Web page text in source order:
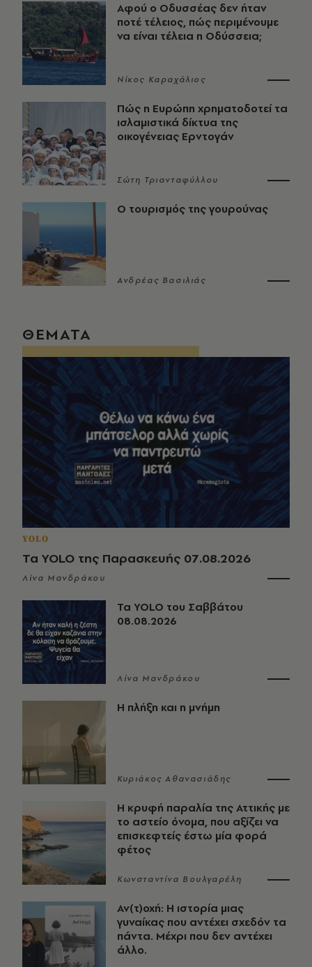
Αφού ο Οδυσσέας δεν ήταν
ποτέ τέλειος, πώς περιμένουμε
να είναι τέλεια η Οδύσσεια;
Νίκος Καραχάλιος
Πώς η Ευρώπη χρηματοδοτεί τα
ισλαμιστικά δίκτυα της
οικογένειας Ερντογάν
Σώτη Τριανταφύλλου
Ο τουρισμός της γουρούνας
Ανδρέας Βασιλιάς
ΘΕΜΑΤΑ
YOLO
Τα YOLO της Παρασκευής 07.08.2026
Λίνα Μανδράκου
Τα YOLO του Σαββάτου
08.08.2026
Λίνα Μανδράκου
Η πλήξη και η μνήμη
Κυριάκος Αθανασιάδης
Η κρυφή παραλία της Αττικής με
το αστείο όνομα, που αξίζει να
επισκεφτείς έστω μία φορά
φέτος
Κωνσταντίνα Βουλγαρέλη
Αν(τ)οχή: Η ιστορία μιας
γυναίκας που αντέχει σχεδόν τα
πάντα. Μέχρι που δεν αντέχει
άλλο.